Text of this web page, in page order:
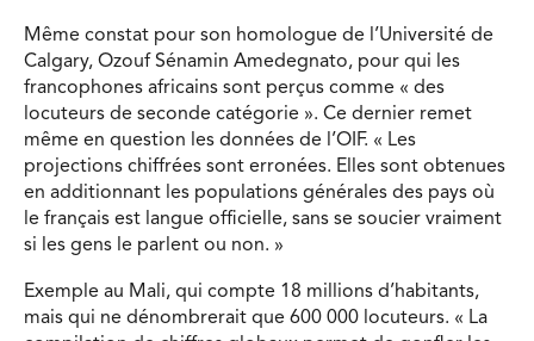
Même constat pour son homologue de l’Université de
Calgary, Ozouf Sénamin Amedegnato, pour qui les
francophones africains sont perçus comme « des
locuteurs de seconde catégorie ». Ce dernier remet
même en question les données de l’OIF. « Les
projections chiffrées sont erronées. Elles sont obtenues
en additionnant les populations générales des pays où
le français est langue officielle, sans se soucier vraiment
si les gens le parlent ou non. »
Exemple au Mali, qui compte 18 millions d’habitants,
mais qui ne dénombrerait que 600 000 locuteurs. « La